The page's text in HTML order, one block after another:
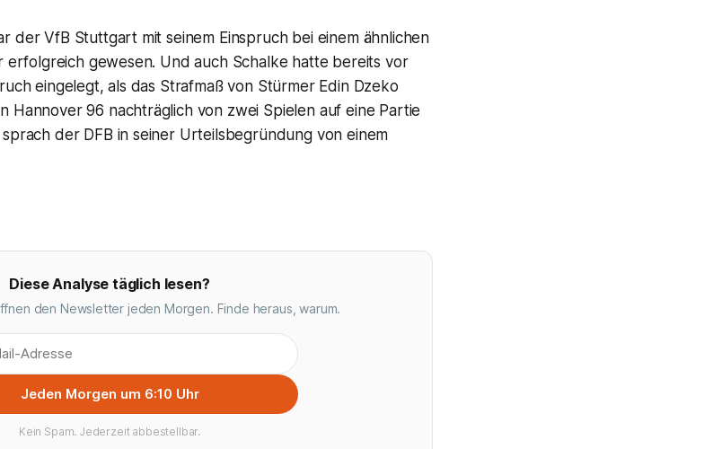
der VfB Stuttgart mit seinem Einspruch bei einem ähnlichen
erfolgreich gewesen. Und auch Schalke hatte bereits vor
eingelegt, als das Strafmaß von Stürmer Edin Dzeko
Hannover 96 nachträglich von zwei Spielen auf eine Partie
der DFB in seiner Urteilsbegründung von einem
Diese Analyse täglich lesen?
den Newsletter jeden Morgen. Finde heraus, warum.
Jeden Morgen um 6:10 Uhr
Kein Spam. Jederzeit abbestellbar.